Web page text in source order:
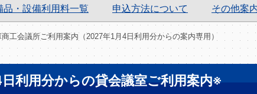
品・設備利用料一覧 申込方法について その他案
工会議所ご利用案内（2027年1月4日利用分からの案内専用）
利用分からの貸会議室ご利用案内※